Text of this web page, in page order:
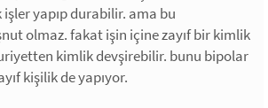
yapıp durabilir. ama bu
olmaz. fakat işin içine zayıf bir kimlik
kimlik devşirebilir. bunu bipolar
kişilik de yapıyor.